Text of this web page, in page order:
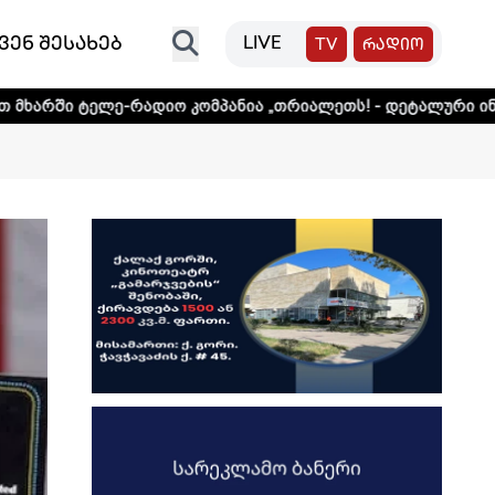
შესახებ LIVE TV რადიო
კომპანია „თრიალეთს! - დეტალური